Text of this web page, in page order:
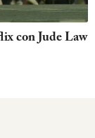
con Jude Law